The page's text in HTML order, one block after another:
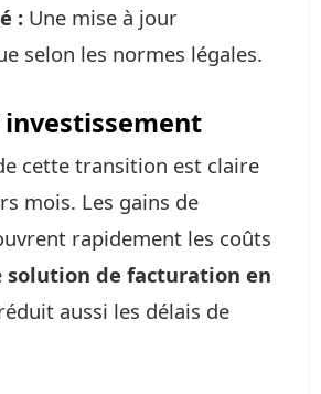
: Une mise à jour
selon les normes légales.
cette transition est claire
mois. Les gains de
rapidement les coûts
solution de facturation en
aussi les délais de